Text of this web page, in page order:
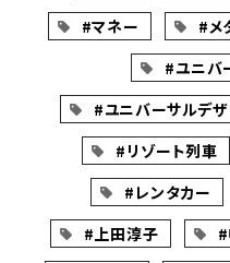
#マネー
#メ
#ユニバ
#ユニバーサルデ
#リゾート列車
#レンタカー
#上田淳子